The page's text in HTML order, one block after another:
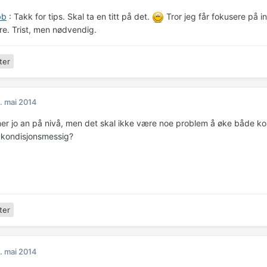
: Takk for tips. Skal ta en titt på det.
Tror jeg får fokusere på
Trist, men nødvendig.
mai 2014
jo an på nivå, men det skal ikke være noe problem å øke både
mai 2014